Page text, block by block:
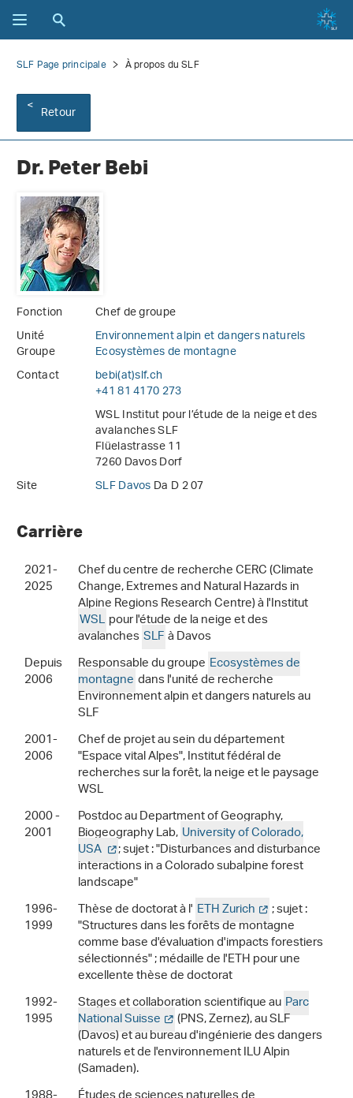
SLF Page principale À propos du SLF
Retour
Dr. Peter Bebi
Fonction
Chef de groupe
Unité
Environnement alpin et dangers naturels
Groupe
Ecosystèmes de montagne
Contact
bebi(at)slf.ch
+41 81 4170 273
WSL Institut pour l’étude de la neige et des
avalanches SLF
Flüelastrasse 11
7260 Davos Dorf
Site
SLF DavosDa D 2 07
Carrière
2021-
2025
Chef du centre de recherche CERC (Climate
Change, Extremes and Natural Hazards in
Alpine Regions Research Centre) à l'Institut
WSLpour l'étude de la neige et des
avalanchesSLFà Davos
Depuis
2006
Responsable du groupe Ecosystèmes de
montagnedans l'unité de recherche
Environnement alpin et dangers naturels au
SLF
2001-
2006
Chef de projet au sein du département
"Espace vital Alpes", Institut fédéral de
recherches sur la forêt, la neige et le paysage
WSL
2000 -
2001
Postdoc au Department of Geography,
Biogeography Lab,University of Colorado,
USA ; sujet : "Disturbances and disturbance
interactions in a Colorado subalpine forest
landscape"
1996-
1999
Thèse de doctorat à l' ETH Zurich ; sujet :
"Structures dans les forêts de montagne
comme base d'évaluation d'impacts forestiers
sélectionnés" ; médaille de l'ETH pour une
excellente thèse de doctorat
1992-
1995
Stages et collaboration scientifique auParc
National Suisse (PNS, Zernez), au SLF
(Davos) et au bureau d'ingénierie des dangers
naturels et de l'environnement ILU Alpin
(Samaden).